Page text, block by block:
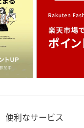
便利なサービス